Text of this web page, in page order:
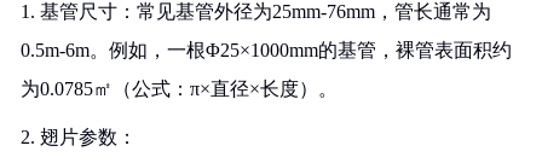
1. 基管尺寸：常见基管外径为25mm-76mm，管长通常为
0.5m-6m。例如，一根Φ25×1000mm的基管，裸管表面积约
为0.0785㎡（公式：π×直径×长度）。
2. 翅片参数：